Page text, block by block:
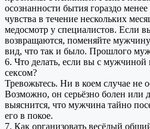
осознанности бытия гораздо
чувства в течение нескольких
медосмотр у специалистов. Если
возвращаются, поменяйте
вид, что так и было. Прошлого
6. Что делать, если вы с мужчиной
сексом?
Тревожьтесь. Ни в коем случае не
Возможно, он серьёзно болен или
выяснится, что мужчина тайно
его в покое.
7. Как организовать весёлый